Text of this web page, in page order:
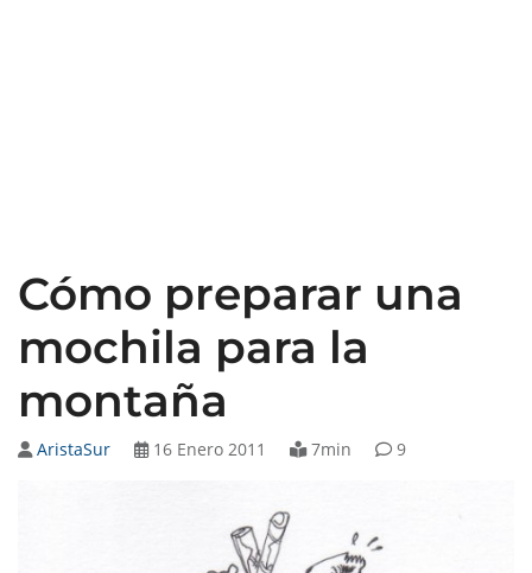
Cómo preparar una
mochila para la
montaña
AristaSur 16 Enero 2011 7min 9